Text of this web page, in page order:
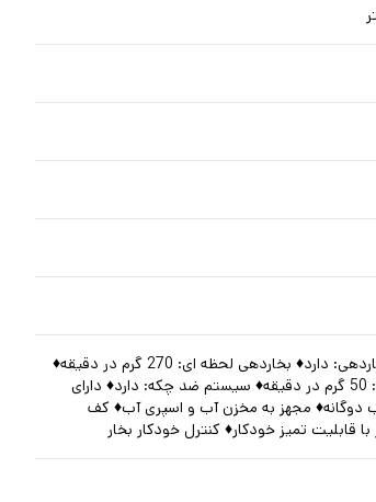
♦ تنظیم میزان بخاردهی: دارد♦ بخاردهی لحظه ای: 270 گرم در دقیقه♦
بخاردهی پیوسته: 50 گرم در دقیقه♦ سیستم ضد چکه: دارد♦ دارای
مجهز به مخزن آب و اسپری آب♦ کف
با قابلیت تمیز خودکار♦ کنترل خودکار بخار